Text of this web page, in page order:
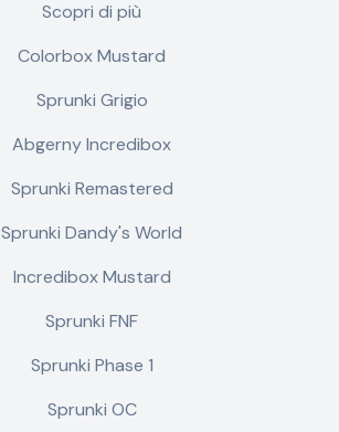
Scopri di più
Colorbox Mustard
Sprunki Grigio
Abgerny Incredibox
Sprunki Remastered
Sprunki Dandy's World
Incredibox Mustard
Sprunki FNF
Sprunki Phase 1
Sprunki OC